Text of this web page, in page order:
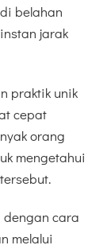
belahan
jarak
praktik unik
cepat
orang
mengetahui
cara
melalui